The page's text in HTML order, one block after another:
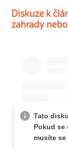
Diskuze k
zahrady